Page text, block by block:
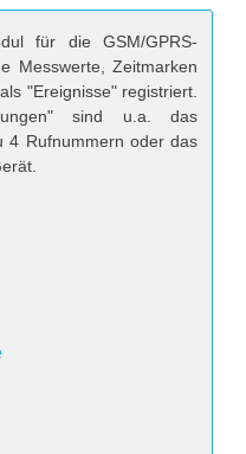
für die GSM/GPRS-
Messwerte, Zeitmarken
"Ereignisse" registriert.
sind u.a. das
4 Rufnummern oder das